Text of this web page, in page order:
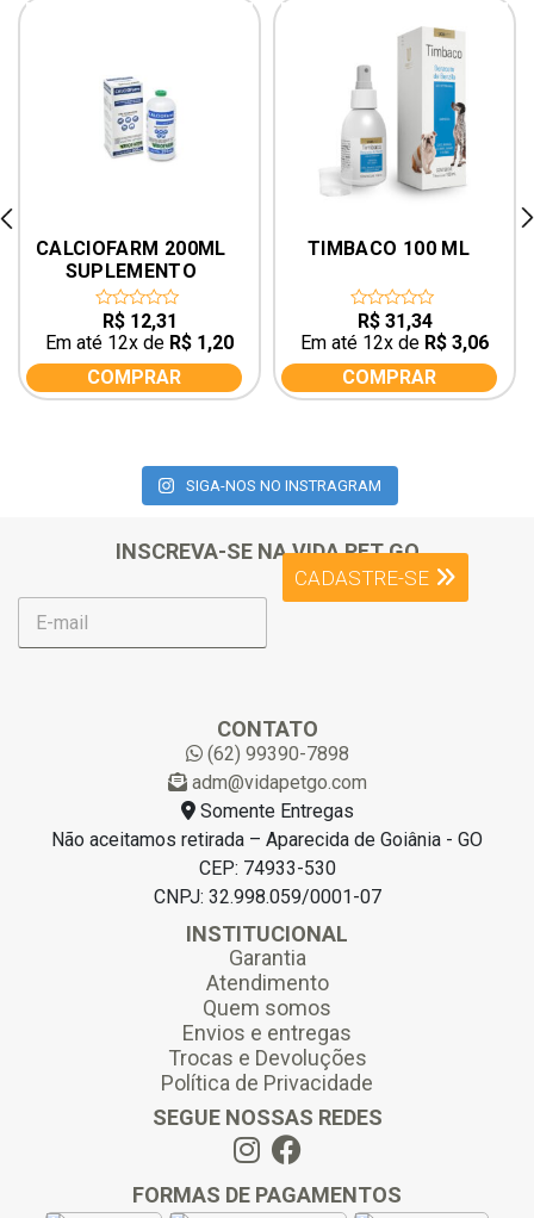
CALCIOFARM 200ML
SUPLEMENTO
VETERINÁRIO PARA
EQUINOS
out
of
5
R$12,31
Em até 12x de R$ 1,20
COMPRAR
TIMBACO 100 ML
out
of
5
R$31,34
Em até 12x de R$ 3,06
COMPRAR
SIGA-NOS NO INSTRAGRAM
INSCREVA-SE NA VIDA PET GO
E
m
CADASTRE-SE
CONTATO
(62) 99390-7898
adm@vidapetgo.com
Somente Entregas
Não aceitamos retirada – Aparecida de Goiânia - GO
CEP: 74933-530
CNPJ: 32.998.059/0001-07
INSTITUCIONAL
Garantia
Atendimento
Quem somos
Envios e entregas
Trocas e Devoluções
Política de Privacidade
SEGUE NOSSAS REDES
FORMAS DE PAGAMENTOS